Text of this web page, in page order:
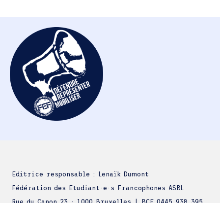
Editrice responsable : Lenaïk Dumont
Fédération des Etudiant·e·s Francophones ASBL